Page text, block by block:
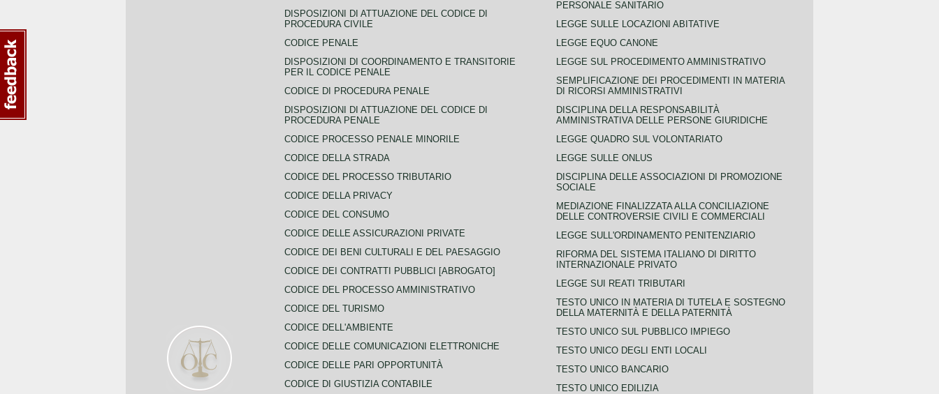
DISPOSIZIONI DI ATTUAZIONE DEL CODICE DI
PROCEDURA CIVILE
CODICE PENALE
DISPOSIZIONI DI COORDINAMENTO E TRANSITORIE
PER IL CODICE PENALE
CODICE DI PROCEDURA PENALE
DISPOSIZIONI DI ATTUAZIONE DEL CODICE DI
PROCEDURA PENALE
CODICE PROCESSO PENALE MINORILE
CODICE DELLA STRADA
CODICE DEL PROCESSO TRIBUTARIO
CODICE DELLA PRIVACY
CODICE DEL CONSUMO
CODICE DELLE ASSICURAZIONI PRIVATE
CODICE DEI BENI CULTURALI E DEL PAESAGGIO
CODICE DEI CONTRATTI PUBBLICI [ABROGATO]
CODICE DEL PROCESSO AMMINISTRATIVO
CODICE DEL TURISMO
CODICE DELL'AMBIENTE
CODICE DELLE COMUNICAZIONI ELETTRONICHE
CODICE DELLE PARI OPPORTUNITÀ
CODICE DI GIUSTIZIA CONTABILE
PERSONALE SANITARIO
LEGGE SULLE LOCAZIONI ABITATIVE
LEGGE EQUO CANONE
LEGGE SUL PROCEDIMENTO AMMINISTRATIVO
SEMPLIFICAZIONE DEI PROCEDIMENTI IN MATERIA
DI RICORSI AMMINISTRATIVI
DISCIPLINA DELLA RESPONSABILITÀ
AMMINISTRATIVA DELLE PERSONE GIURIDICHE
LEGGE QUADRO SUL VOLONTARIATO
LEGGE SULLE ONLUS
DISCIPLINA DELLE ASSOCIAZIONI DI PROMOZIONE
SOCIALE
MEDIAZIONE FINALIZZATA ALLA CONCILIAZIONE
DELLE CONTROVERSIE CIVILI E COMMERCIALI
LEGGE SULL'ORDINAMENTO PENITENZIARIO
RIFORMA DEL SISTEMA ITALIANO DI DIRITTO
INTERNAZIONALE PRIVATO
LEGGE SUI REATI TRIBUTARI
TESTO UNICO IN MATERIA DI TUTELA E SOSTEGNO
DELLA MATERNITÀ E DELLA PATERNITÀ
TESTO UNICO SUL PUBBLICO IMPIEGO
TESTO UNICO DEGLI ENTI LOCALI
TESTO UNICO BANCARIO
TESTO UNICO EDILIZIA